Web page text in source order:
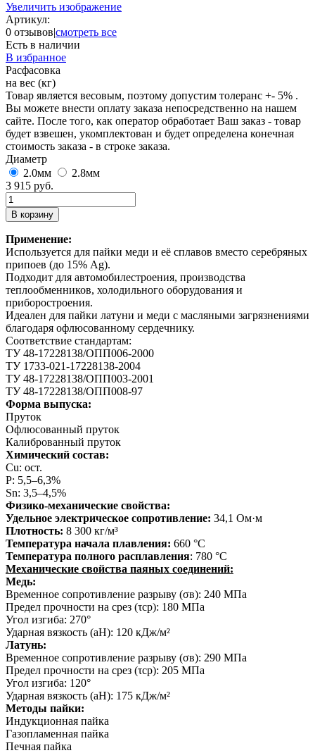
Увеличить изображение
Артикул:
0 отзывов|смотреть все
Есть в наличии
В избранное
Расфасовка
на вес (кг)
Товар является весовым, поэтому допустим толеранс +- 5% .
Вы можете внести оплату заказа непосредственно на нашем
сайте. После того, как оператор обработает Ваш заказ - товар
будет взвешен, укомплектован и будет определена конечная
стоимость заказа - в строке заказа.
Диаметр
2.0мм
2.8мм
3 915 руб.
Применение:
Используется для пайки меди и её сплавов вместо серебряных
припоев (до 15% Ag).
Подходит для автомобилестроения, производства
теплообменников, холодильного оборудования и
приборостроения.
Идеален для пайки латуни и меди с масляными загрязнениями
благодаря офлюсованному сердечнику.
Соответствие стандартам:
ТУ 48-17228138/ОПП006-2000
ТУ 1733-021-17228138-2004
ТУ 48-17228138/ОПП003-2001
ТУ 48-17228138/ОПП008-97
Форма выпуска:
Пруток
Офлюсованный пруток
Калиброванный пруток
Химический состав:
Cu: ост.
P: 5,5–6,3%
Sn: 3,5–4,5%
Физико-механические свойства:
Удельное электрическое сопротивление: 34,1 Ом·м
Плотность: 8 300 кг/м³
Температура начала плавления: 660 °C
Температура полного расплавления: 780 °C
Механические свойства паяных соединений:
Медь:
Временное сопротивление разрыву (σв): 240 МПа
Предел прочности на срез (τср): 180 МПа
Угол изгиба: 270°
Ударная вязкость (aH): 120 кДж/м²
Латунь:
Временное сопротивление разрыву (σв): 290 МПа
Предел прочности на срез (τср): 205 МПа
Угол изгиба: 120°
Ударная вязкость (aH): 175 кДж/м²
Методы пайки:
Индукционная пайка
Газопламенная пайка
Печная пайка